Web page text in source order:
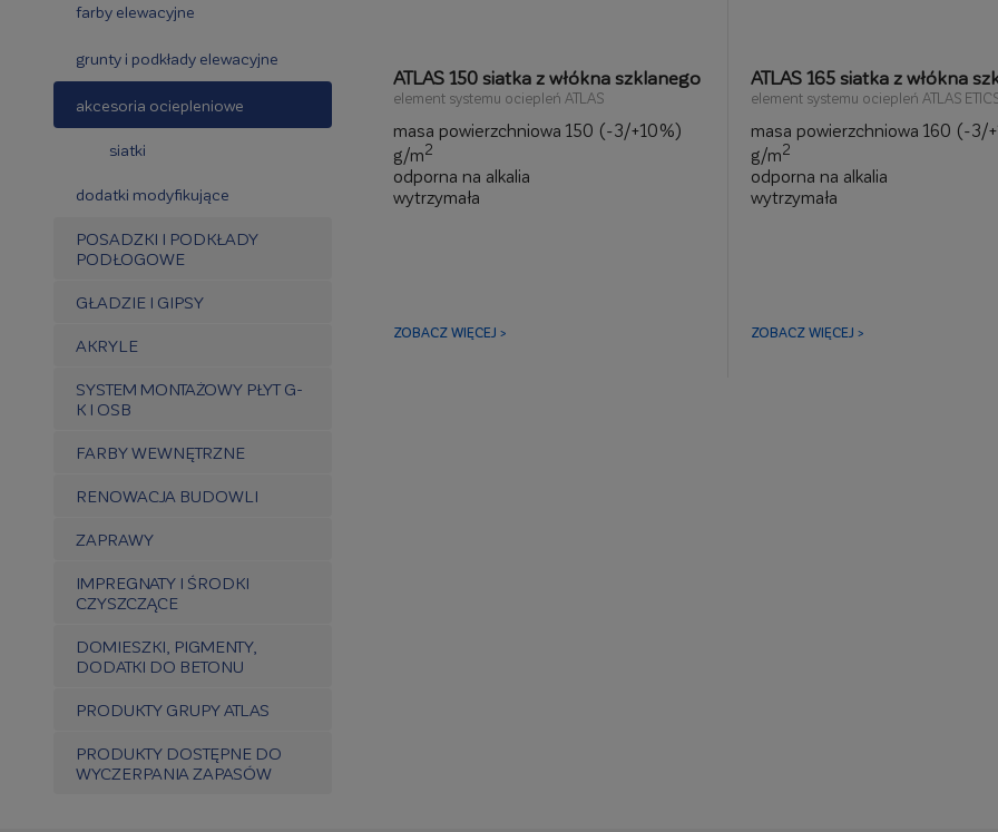
farby elewacyjne
grunty i podkłady elewacyjne
akcesoria ociepleniowe
siatki
dodatki modyfikujące
POSADZKI I PODKŁADY
PODŁOGOWE
GŁADZIE I GIPSY
AKRYLE
SYSTEM MONTAŻOWY PŁYT G-
K I OSB
FARBY WEWNĘTRZNE
RENOWACJA BUDOWLI
ZAPRAWY
IMPREGNATY I ŚRODKI
CZYSZCZĄCE
DOMIESZKI, PIGMENTY,
DODATKI DO BETONU
PRODUKTY GRUPY ATLAS
PRODUKTY DOSTĘPNE DO
WYCZERPANIA ZAPASÓW
ATLAS 150 siatka z włókna szklanego
element systemu ociepleń ATLAS
masa powierzchniowa 150 (-3/+10%)
g/m2
odporna na alkalia
wytrzymała
ZOBACZ WIĘCEJ >
ATLAS 165 siatka z włókna
element systemu ociepleń ATLAS
masa powierzchniowa 160 (-3/
g/m2
odporna na alkalia
wytrzymała
ZOBACZ WIĘCEJ >